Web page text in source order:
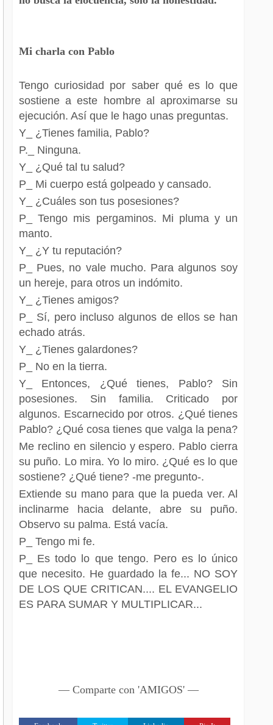
Mi charla con Pablo
Tengo curiosidad por saber qué es lo que
sostiene a este hombre al aproximarse su
ejecución. Así que le hago unas preguntas.
Y_ ¿Tienes familia, Pablo?
P._ Ninguna.
Y_ ¿Qué tal tu salud?
P_ Mi cuerpo está golpeado y cansado.
Y_ ¿Cuáles son tus posesiones?
P_ Tengo mis pergaminos. Mi pluma y un
manto.
Y_ ¿Y tu reputación?
P_ Pues, no vale mucho. Para algunos soy
un hereje, para otros un indómito.
Y_ ¿Tienes amigos?
P_ Sí, pero incluso algunos de ellos se han
echado atrás.
Y_ ¿Tienes galardones?
P_ No en la tierra.
Y_ Entonces, ¿Qué tienes, Pablo? Sin
posesiones. Sin familia. Criticado por
algunos. Escarnecido por otros. ¿Qué tienes
Pablo? ¿Qué cosa tienes que valga la pena?
Me reclino en silencio y espero. Pablo cierra
su puño. Lo mira. Yo lo miro. ¿Qué es lo que
sostiene? ¿Qué tiene? -me pregunto-.
Extiende su mano para que la pueda ver. Al
inclinarme hacia delante, abre su puño.
Observo su palma. Está vacía.
P_ Tengo mi fe.
P_ Es todo lo que tengo. Pero es lo único
que necesito. He guardado la fe... NO SOY
DE LOS QUE CRITICAN.... EL EVANGELIO
ES PARA SUMAR Y MULTIPLICAR...
— Comparte con 'AMIGOS' —